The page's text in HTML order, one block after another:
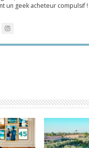
un geek acheteur compulsif